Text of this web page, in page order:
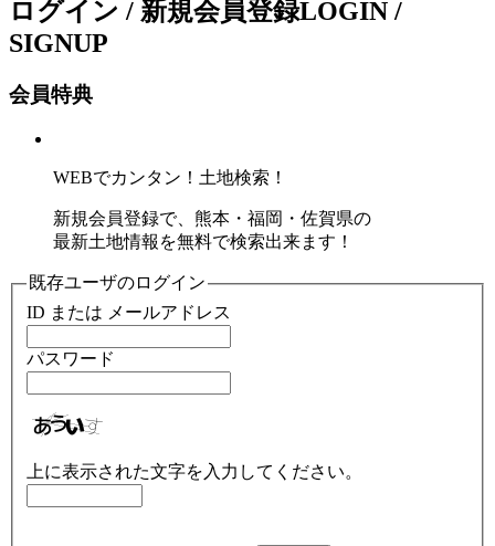
ログイン / 新規会員登録LOGIN /
SIGNUP
会員特典
WEBでカンタン！土地検索！
新規会員登録で、熊本・福岡・佐賀県の
最新土地情報を無料で検索出来ます！
既存ユーザのログイン
ID または メールアドレス
パスワード
上に表示された文字を入力してください。